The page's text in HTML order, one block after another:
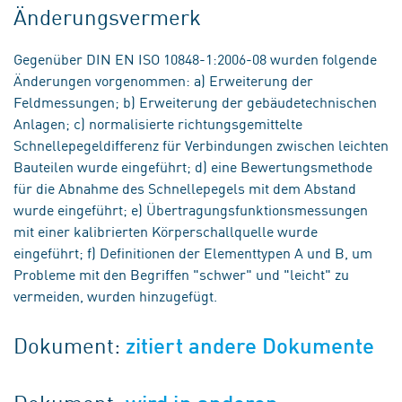
Änderungsvermerk
Gegenüber DIN EN ISO 10848-1:2006-08 wurden folgende
Änderungen vorgenommen: a) Erweiterung der
Feldmessungen; b) Erweiterung der gebäudetechnischen
Anlagen; c) normalisierte richtungsgemittelte
Schnellepegeldifferenz für Verbindungen zwischen leichten
Bauteilen wurde eingeführt; d) eine Bewertungsmethode
für die Abnahme des Schnellepegels mit dem Abstand
wurde eingeführt; e) Übertragungsfunktionsmessungen
mit einer kalibrierten Körperschallquelle wurde
eingeführt; f) Definitionen der Elementtypen A und B, um
Probleme mit den Begriffen "schwer" und "leicht" zu
vermeiden, wurden hinzugefügt.
Dokument: zitiert andere Dokumente